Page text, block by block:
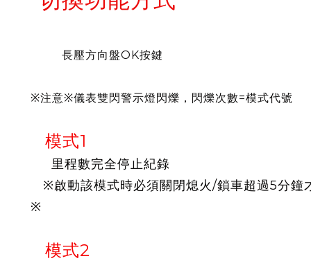
長壓方向盤OK按鍵
※注意※儀表雙閃警示燈閃爍，閃爍次數=模式代號
模式1
里程數完全停止紀錄
※啟動該模式時必須關閉熄火/鎖車超過5分鐘
※
模式2